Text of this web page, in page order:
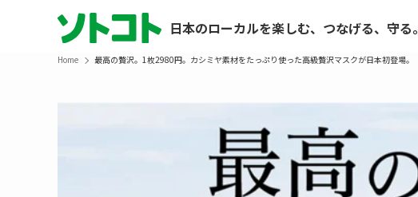
日本のローカルを楽しむ、つなげる、守る。
Home 最高の贅沢。1枚2980円。カシミヤ素材をたっぷり使った高級贅沢マスクが日本初登場。